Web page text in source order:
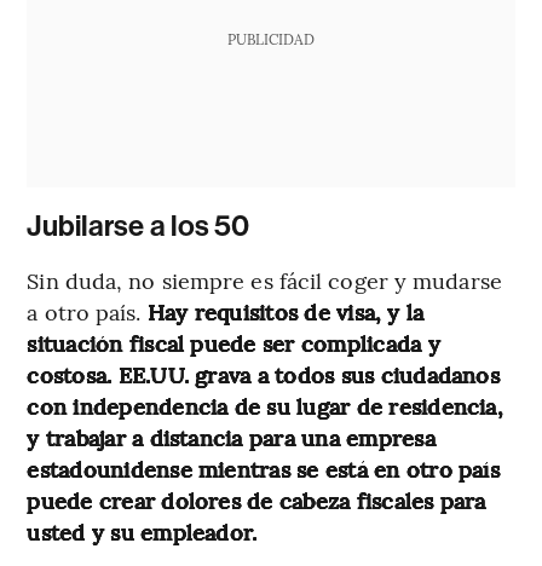
PUBLICIDAD
Jubilarse a los 50
Sin duda, no siempre es fácil coger y mudarse
a otro país. Hay requisitos de visa, y la
situación fiscal puede ser complicada y
costosa. EE.UU. grava a todos sus ciudadanos
con independencia de su lugar de residencia,
y trabajar a distancia para una empresa
estadounidense mientras se está en otro país
puede crear dolores de cabeza fiscales para
usted y su empleador.